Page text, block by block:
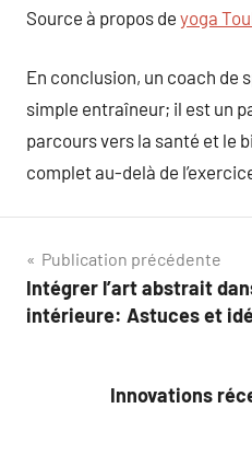
Source à propos de yoga
En conclusion, un coach de
simple entraîneur; il est un
parcours vers la santé et le
complet au-delà de
Navigation
de
Publication précédente
Intégrer l’art abstrait
intérieure: Astuces et
Innovations